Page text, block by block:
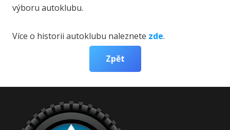
výboru autoklubu.
Více o historii autoklubu naleznete zde.
Zpět